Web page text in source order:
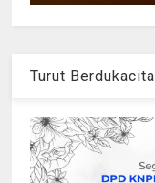
Turut Berdukacita